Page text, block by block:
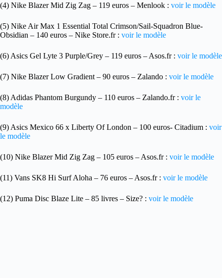
(4) Nike Blazer Mid Zig Zag – 119 euros – Menlook : voir le modèle
(5) Nike Air Max 1 Essential Total Crimson/Sail-Squadron Blue-
Obsidian – 140 euros – Nike Store.fr : voir le modèle
(6) Asics Gel Lyte 3 Purple/Grey – 119 euros – Asos.fr : voir le modèle
(7) Nike Blazer Low Gradient – 90 euros – Zalando : voir le modèle
(8) Adidas Phantom Burgundy – 110 euros – Zalando.fr : voir le
modèle
(9) Asics Mexico 66 x Liberty Of London – 100 euros- Citadium : voir
le modèle
(10) Nike Blazer Mid Zig Zag – 105 euros – Asos.fr : voir le modèle
(11) Vans SK8 Hi Surf Aloha – 76 euros – Asos.fr : voir le modèle
(12) Puma Disc Blaze Lite – 85 livres – Size? : voir le modèle